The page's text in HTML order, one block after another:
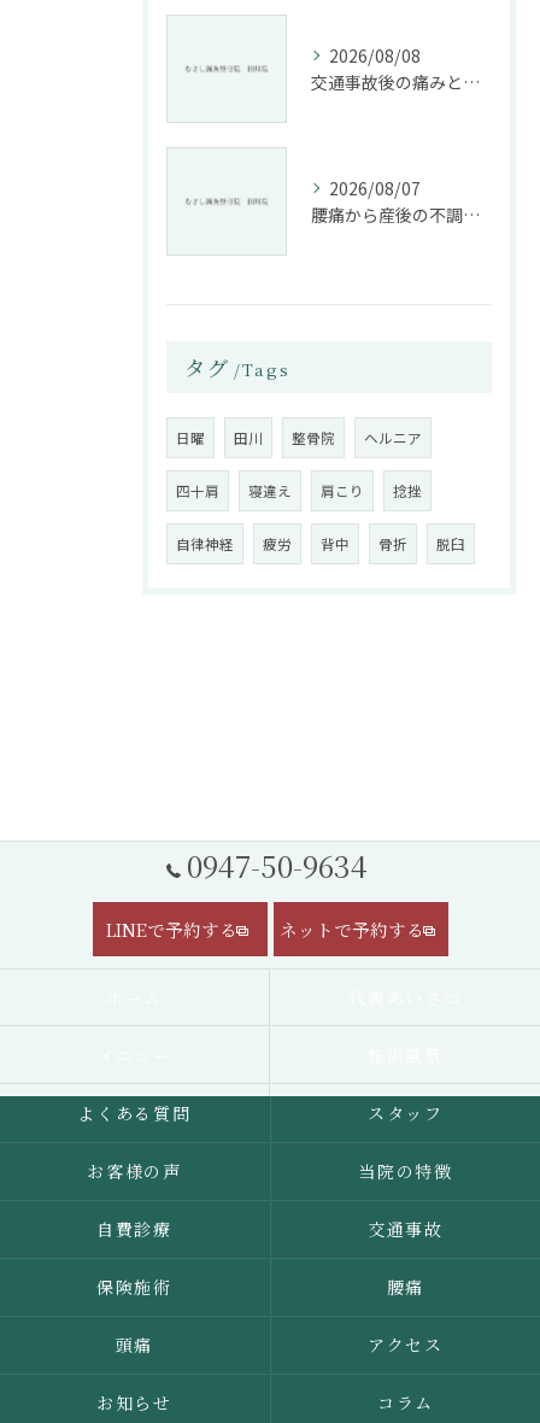
2026/08/08
交通事故後の痛みと姿勢改善に特化した整骨院の役割
2026/08/07
腰痛から産後の不調まで整骨院で根本改善する方法
タグ Tags
日曜 田川 整骨院 ヘルニア
四十肩 寝違え 肩こり 捻挫
自律神経 疲労 背中 骨折 脱臼
0947-50-9634
LINEで予約する ネットで予約する
よくある質問 スタッフ
お客様の声 当院の特徴
自費診療 交通事故
保険施術 腰痛
頭痛 アクセス
お知らせ コラム